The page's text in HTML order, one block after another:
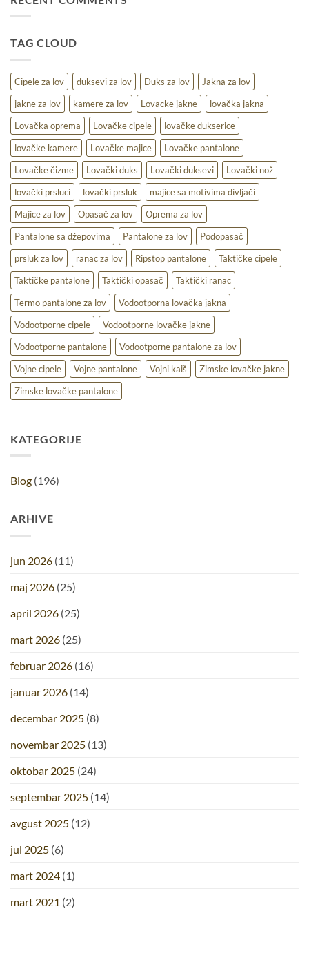
na
terenu
TAG CLOUD
Cipele za lov duksevi za lov Duks za lov
Jakna za lov
jakne za lov
kamere za lov Lovacke jakne
lovačka jakna
Lovačka oprema
Lovačke cipele
lovačke dukserice
lovačke kamere
Lovačke majice
Lovačke pantalone
Lovačke čizme
Lovački duks Lovački duksevi
Lovački nož
lovački prsluci
lovački prsluk
majice sa motivima divljači
Majice za lov
Opasač za lov
Oprema za lov
Pantalone sa džepovima
Pantalone za lov
Podopasač
prsluk za lov
ranac za lov Ripstop pantalone
Taktičke cipele
Taktičke pantalone
Taktički opasač
Taktički ranac
Termo pantalone za lov
Vodootporna lovačka jakna
Vodootporne cipele
Vodootporne lovačke jakne
Vodootporne pantalone
Vodootporne pantalone za lov
Vojne cipele
Vojne pantalone Vojni kaiš
Zimske lovačke jakne
Zimske lovačke pantalone
KATEGORIJE
Blog (196)
ARHIVE
jun 2026 (11)
maj 2026 (25)
april 2026 (25)
mart 2026 (25)
februar 2026 (16)
januar 2026 (14)
decembar 2025 (8)
novembar 2025 (13)
oktobar 2025 (24)
septembar 2025 (14)
avgust 2025 (12)
jul 2025 (6)
mart 2024 (1)
mart 2021 (2)